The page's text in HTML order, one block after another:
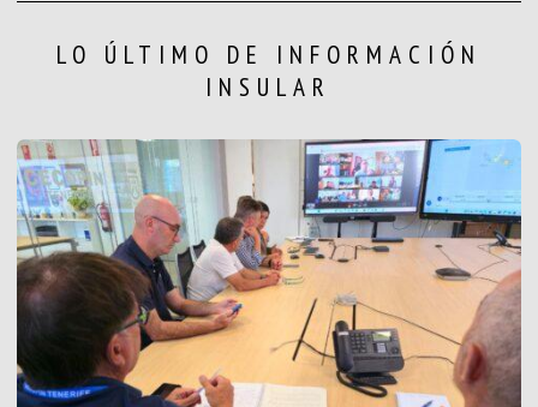
LO ÚLTIMO DE INFORMACIÓN
INSULAR